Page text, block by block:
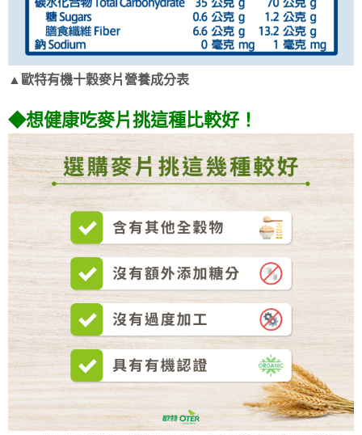
▲歐特有機十穀麥片營養成分表
◆想健康吃麥片挑這種比較好！